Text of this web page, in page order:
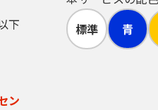
ります。署名が必要な手続につ
利用に関しては，利用者の責任
下
ン
標準
青